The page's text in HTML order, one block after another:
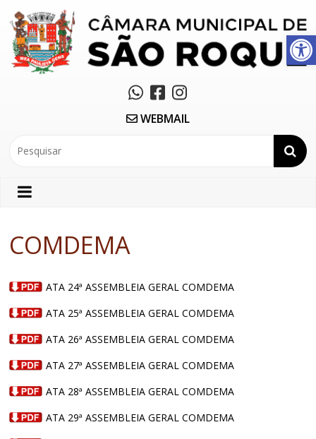
Abrir a barra de ferramentas
WEBMAIL
COMDEMA
ATA 24ª ASSEMBLEIA GERAL COMDEMA
ATA 25ª ASSEMBLEIA GERAL COMDEMA
ATA 26ª ASSEMBLEIA GERAL COMDEMA
ATA 27ª ASSEMBLEIA GERAL COMDEMA
ATA 28ª ASSEMBLEIA GERAL COMDEMA
ATA 29ª ASSEMBLEIA GERAL COMDEMA